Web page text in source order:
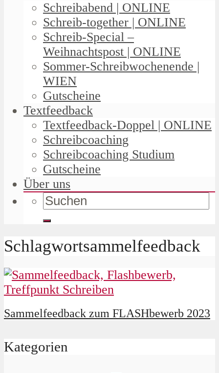
Schreibabend | ONLINE
Schreib-together | ONLINE
Schreib-Special –
Weihnachtspost | ONLINE
Sommer-Schreibwochenende |
WIEN
Gutscheine
Textfeedback
Textfeedback-Doppel | ONLINE
Schreibcoaching
Schreibcoaching Studium
Gutscheine
Über uns
Schlagwortsammelfeedback
Sammelfeedback zum FLASHbewerb 2023
Kategorien